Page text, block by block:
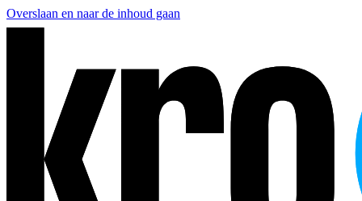
Overslaan en naar de inhoud gaan